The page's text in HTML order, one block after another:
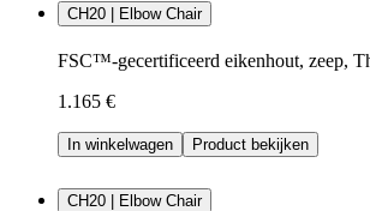
CH20 | Elbow Chair
FSC™-gecertificeerd eikenhout, zeep,
1.165 €
In winkelwagen Product bekijken
CH20 | Elbow Chair